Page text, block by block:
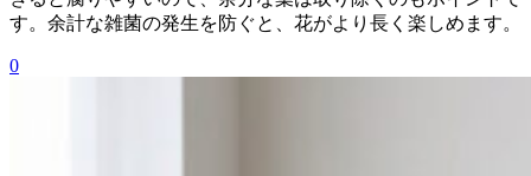
す。余計な雑菌の発生を防ぐと、花がより長く楽しめます。
0